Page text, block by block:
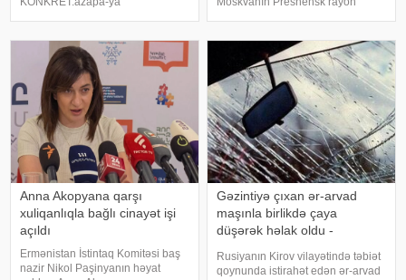
yolunun Püstəqasım kəndi
ərazisindən keçən hissəsində
qeydə alınıb. İlkin məlumata
əsasən, UAZ markal
bağlı açıqlama verib. Müdafiə
tərəfi qərarla razı olmadığını
bildirərək apellyasiy
Anna Akopyana qarşı
xuliqanlıqla bağlı cinayət işi
açıldı
Ermənistan İstintaq Komitəsi baş
nazir Nikol Paşinyanın həyat
Gəzintiyə çıxan ər-arvad
maşınla birlikdə çaya
düşərək həlak oldu -
Rusiyanın Kirov vilayətində təbiət
qoynunda istirahət edən ər-arvad